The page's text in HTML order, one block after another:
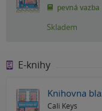
pevná vazba
Skladem
E-knihy
Knihovna
Cali Keys